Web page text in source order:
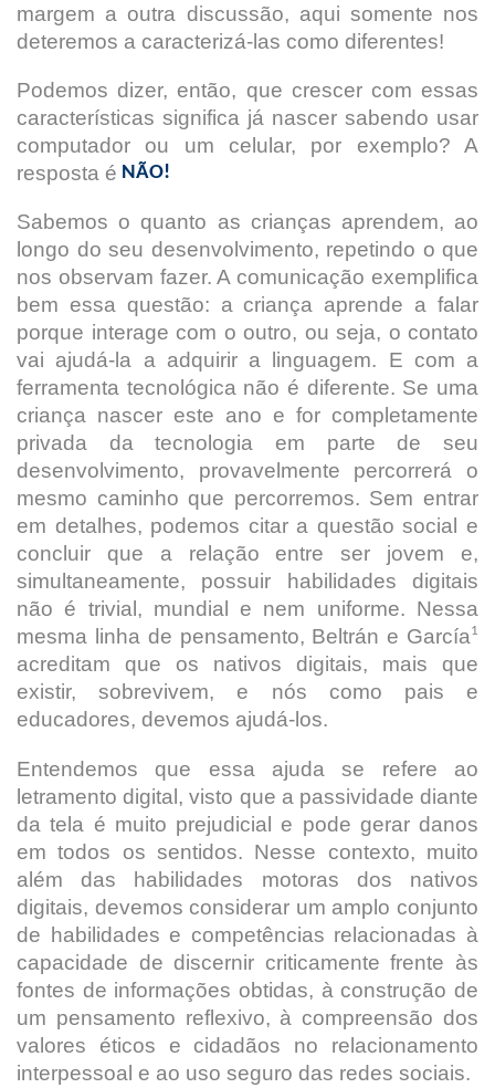
margem a outra discussão, aqui somente nos
deteremos a caracterizá-las como diferentes!
Podemos dizer, então, que crescer com essas
características significa já nascer sabendo usar
computador ou um celular, por exemplo? A
resposta é NÃO!
Sabemos o quanto as crianças aprendem, ao
longo do seu desenvolvimento, repetindo o que
nos observam fazer. A comunicação exemplifica
bem essa questão: a criança aprende a falar
porque interage com o outro, ou seja, o contato
vai ajudá-la a adquirir a linguagem. E com a
ferramenta tecnológica não é diferente. Se uma
criança nascer este ano e for completamente
privada da tecnologia em parte de seu
desenvolvimento, provavelmente percorrerá o
mesmo caminho que percorremos. Sem entrar
em detalhes, podemos citar a questão social e
concluir que a relação entre ser jovem e,
simultaneamente, possuir habilidades digitais
não é trivial, mundial e nem uniforme. Nessa
mesma linha de pensamento, Beltrán e García1
acreditam que os nativos digitais, mais que
existir, sobrevivem, e nós como pais e
educadores, devemos ajudá-los.
Entendemos que essa ajuda se refere ao
letramento digital, visto que a passividade diante
da tela é muito prejudicial e pode gerar danos
em todos os sentidos. Nesse contexto, muito
além das habilidades motoras dos nativos
digitais, devemos considerar um amplo conjunto
de habilidades e competências relacionadas à
capacidade de discernir criticamente frente às
fontes de informações obtidas, à construção de
um pensamento reflexivo, à compreensão dos
valores éticos e cidadãos no relacionamento
interpessoal e ao uso seguro das redes sociais.